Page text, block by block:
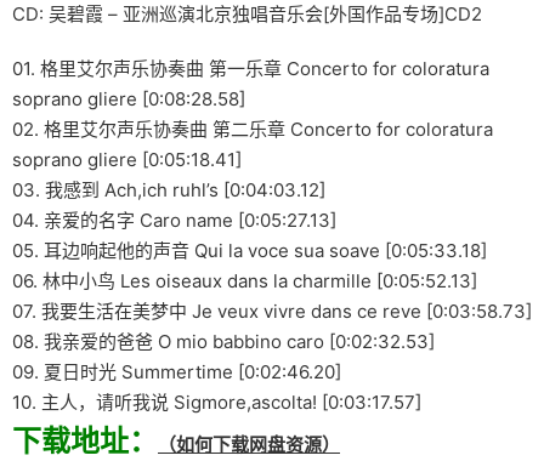
CD: 吴碧霞 – 亚洲巡演北京独唱音乐会[外国作品专场]CD2
01. 格里艾尔声乐协奏曲 第一乐章 Concerto for coloratura
soprano gliere [0:08:28.58]
02. 格里艾尔声乐协奏曲 第二乐章 Concerto for coloratura
soprano gliere [0:05:18.41]
03. 我感到 Ach,ich ruhl’s [0:04:03.12]
04. 亲爱的名字 Caro name [0:05:27.13]
05. 耳边响起他的声音 Qui la voce sua soave [0:05:33.18]
06. 林中小鸟 Les oiseaux dans la charmille [0:05:52.13]
07. 我要生活在美梦中 Je veux vivre dans ce reve [0:03:58.73]
08. 我亲爱的爸爸 O mio babbino caro [0:02:32.53]
09. 夏日时光 Summertime [0:02:46.20]
10. 主人，请听我说 Sigmore,ascolta! [0:03:17.57]
下载地址： （如何下载网盘资源）